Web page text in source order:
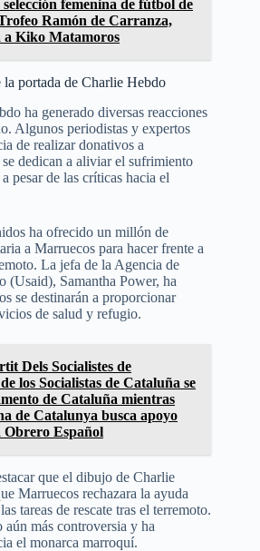
femenina de fútbol de
Ramón de Carranza,
a Kiko Matamoros
la portada de Charlie Hebdo
ha generado diversas reacciones
Algunos periodistas y expertos
de realizar donativos a
dedican a aliviar el sufrimiento
pesar de las críticas hacia el
ha ofrecido un millón de
a Marruecos para hacer frente a
La jefa de la Agencia de
(Usaid), Samantha Power, ha
se destinarán a proporcionar
de salud y refugio.
Dels Socialistes de
los Socialistas de Cataluña se
de Cataluña mientras
de Catalunya busca apoyo
Obrero Español
que el dibujo de Charlie
Marruecos rechazara la ayuda
tareas de rescate tras el terremoto.
aún más controversia y ha
el monarca marroquí.